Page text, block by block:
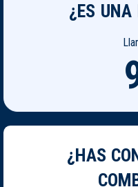
¿ES UNA
¿HAS